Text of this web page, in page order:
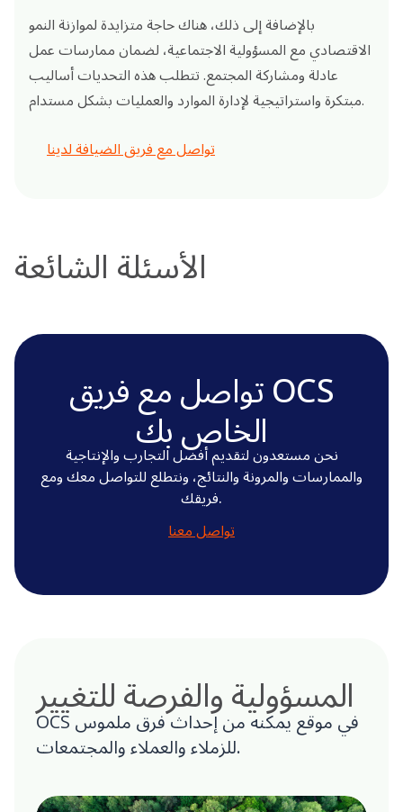
بالإضافة إلى ذلك، هناك حاجة متزايدة لموازنة النمو
الاقتصادي مع المسؤولية الاجتماعية، لضمان ممارسات عمل
عادلة ومشاركة المجتمع. تتطلب هذه التحديات أساليب
مبتكرة واستراتيجية لإدارة الموارد والعمليات بشكل مستدام.
تواصل مع فريق الضيافة لدينا
الأسئلة الشائعة
تواصل مع فريق OCS
الخاص بك
نحن مستعدون لتقديم أفضل التجارب والإنتاجية
والممارسات والمرونة والنتائج، ونتطلع للتواصل معك ومع
فريقك.
تواصل معنا
المسؤولية والفرصة للتغيير
OCS في موقع يمكنه من إحداث فرق ملموس
للزملاء والعملاء والمجتمعات.